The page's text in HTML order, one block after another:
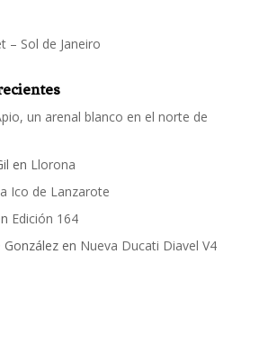
– Sol de Janeiro
un arenal blanco en el norte de
en Llorona
Ico de Lanzarote
Edición 164
en Nueva Ducati Diavel V4